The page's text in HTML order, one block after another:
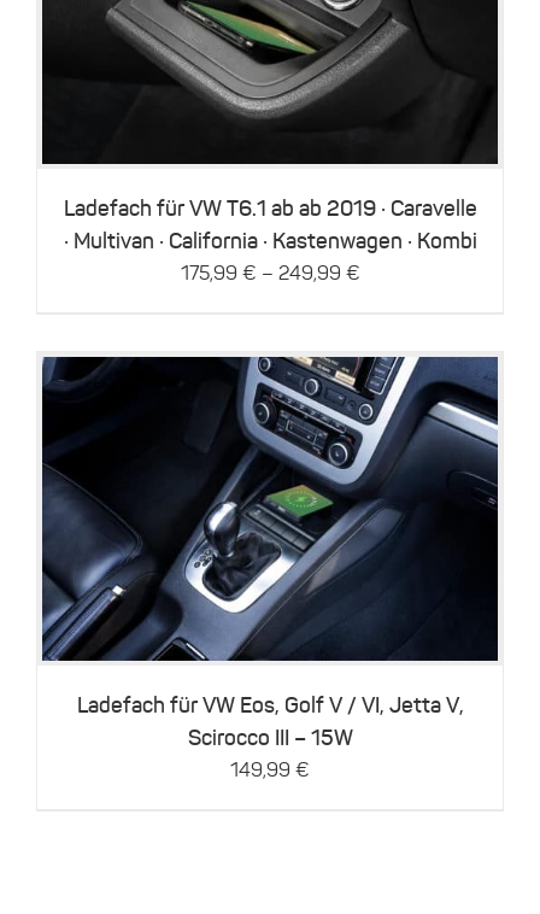
Dieses
Produkt
weist
mehrere
Varianten
Die
können
auf
der
Produktseite
Details
Ladefach für VW T6.1 ab ab 2019 · Caravelle
· Multivan · California · Kastenwagen · Kombi
175,99 € – 249,99 €
Details
Ladefach für VW Eos, Golf V / VI, Jetta V,
Scirocco III – 15W
149,99 €